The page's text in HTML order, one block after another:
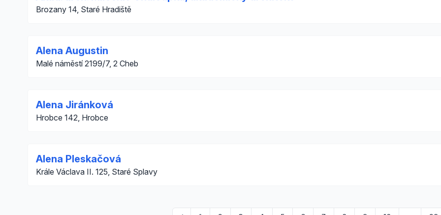
Brozany 14, Staré Hradiště
Alena Augustin
Malé náměstí 2199/7, 2 Cheb
Alena Jiránková
Hrobce 142, Hrobce
Alena Pleskačová
Krále Václava II. 125, Staré Splavy